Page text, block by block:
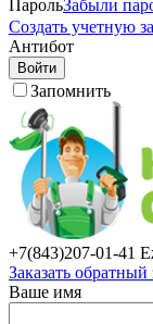
ПарольЗабыли
Создать учетную
Антибот
Войти
Запомнить
+7(843)207-01-41
Заказать обратный
Ваше имя